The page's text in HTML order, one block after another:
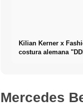
Kilian Kerner x
costura alemana
Mercedes